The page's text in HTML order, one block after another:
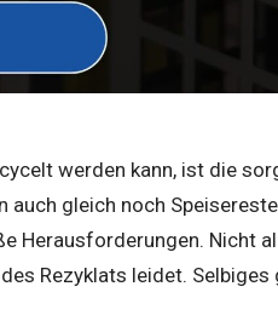
werden kann, ist die
auch gleich noch
Herausforderungen. Nicht
Rezyklats leidet. Selbiges